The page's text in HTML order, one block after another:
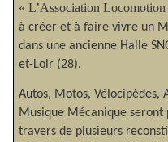
« L’Association
à créer et à faire vivre un
dans une ancienne Halle
et-Loir (28).
Autos, Motos, Vélocipèdes,
Musique Mécanique seront
travers de plusieurs